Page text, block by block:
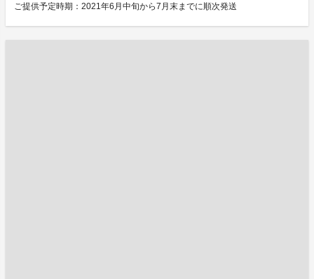
ご提供予定時期：2021年6月中旬から7月末までに順次発送